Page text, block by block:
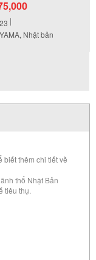
Nhật bản
biết thêm chi tiết về
thổ Nhật Bản
tiêu thụ.